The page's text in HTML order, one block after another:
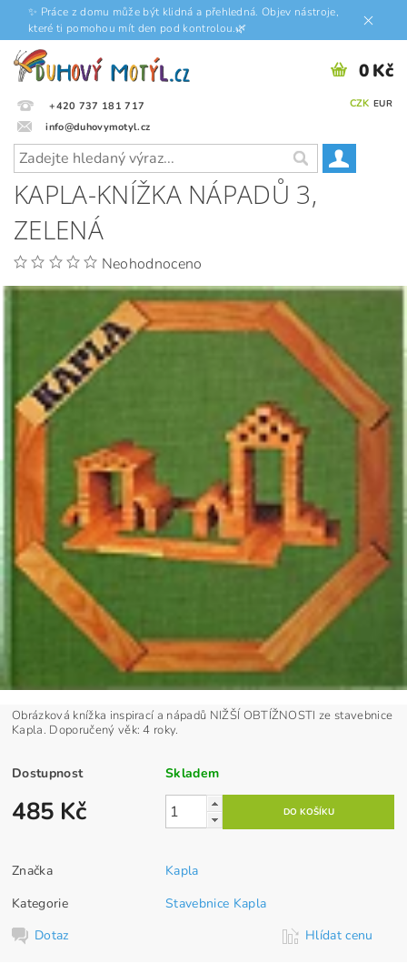
✨ Práce z domu může být klidná a přehledná. Objev nástroje,
které ti pomohou mít den pod kontrolou.🌿
+420 737 181 717
info@duhovymotyl.cz
CZK EUR
0 Kč
KAPLA-KNÍŽKA NÁPADŮ 3,
ZELENÁ
Neohodnoceno
Obrázková knížka inspirací a nápadů NIŽŠÍ OBTÍŽNOSTI ze stavebnice
Kapla. Doporučený věk: 4 roky.
Dostupnost Skladem
485 Kč
Značka
Kapla
Kategorie
Stavebnice Kapla
Dotaz
Hlídat cenu